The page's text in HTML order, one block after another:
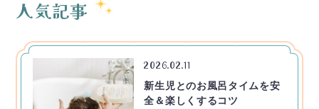
人気記事
2026.02.11
新生児とのお風呂タイムを安
全＆楽しくするコツ